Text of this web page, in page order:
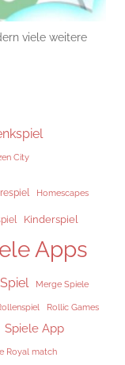
viele weitere
City
Homescapes
Kinderspiel
Apps
Merge Spiele
Rollic Games
Spiele App
Royal match